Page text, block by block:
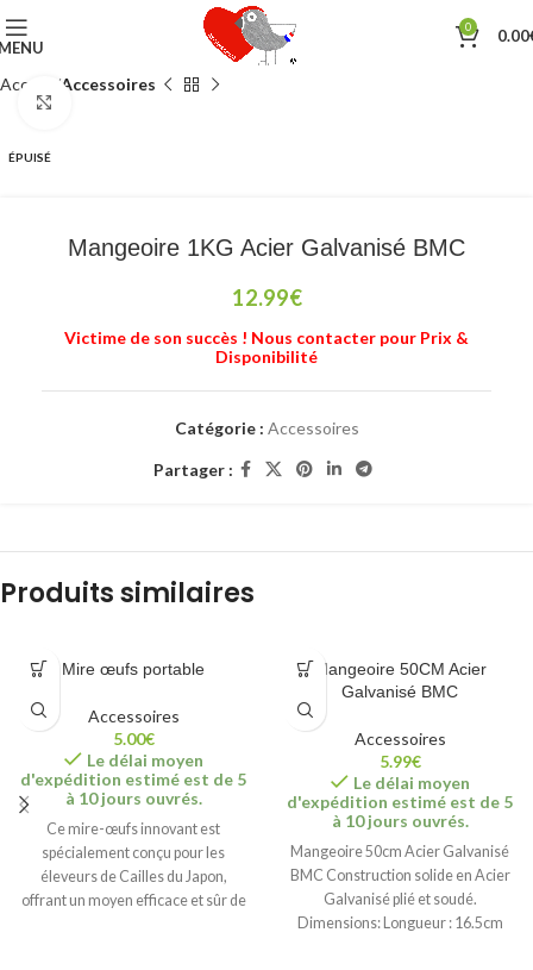
0 0.00
Accueil Accessoires
ÉPUISÉ
Mangeoire 1KG Acier Galvanisé BMC
12.99€
Victime de son succès ! Nous contacter pour Prix &
Disponibilité
Catégorie : Accessoires
Partager :
Produits similaires
Mire œufs portable
Accessoires
5.00€
Le délai moyen
d'expédition estimé est de 5
à 10 jours ouvrés.
Ce mire-œufs innovant est
spécialement conçu pour les
éleveurs de Cailles du Japon,
offrant un moyen efficace et sûr de
Mangeoire 50CM Acier
Galvanisé BMC
Accessoires
5.99€
Le délai moyen
d'expédition estimé est de 5
à 10 jours ouvrés.
Mangeoire 50cm Acier Galvanisé
BMC Construction solide en Acier
Galvanisé plié et soudé.
Dimensions: Longueur : 16.5cm